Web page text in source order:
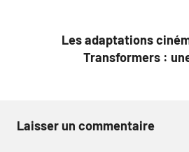
Les adaptations
Transformers :
Laisser un commentaire